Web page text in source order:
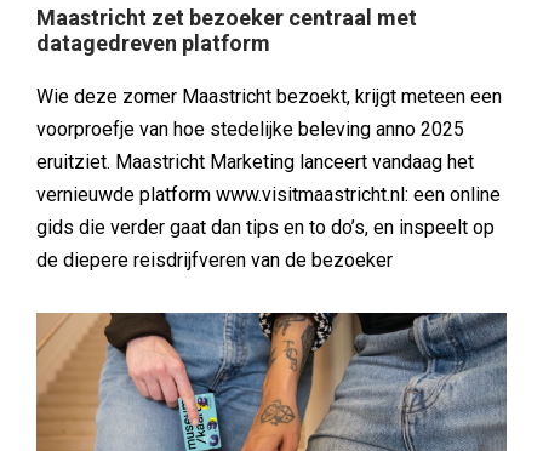
Maastricht zet bezoeker centraal met
datagedreven platform
Wie deze zomer Maastricht bezoekt, krijgt meteen een
voorproefje van hoe stedelijke beleving anno 2025
eruitziet. Maastricht Marketing lanceert vandaag het
vernieuwde platform www.visitmaastricht.nl: een online
gids die verder gaat dan tips en to do’s, en inspeelt op
de diepere reisdrijfveren van de bezoeker